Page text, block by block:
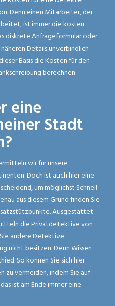
Denn einen Mitarbeiter, der
ist immer die kosten
diskrete Anfrageformular oder
Details unverbindlich
Basis die Kosten für den
berechnen
eine
Stadt
wir für unsere
Doch ist auch hier eine
um möglichst Schnell
aus diesem Grund finden Sie
Ausgestattet
die Privatdetektive von
andere Detektive
nicht besitzen. Denn Wissen
So können Sie sich hier
zu vermeiden, indem Sie auf
ist am Ende immer eine